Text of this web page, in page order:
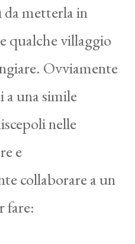
da metterla in
qualche villaggio
Ovviamente
a una simile
nelle
e
collaborare a un
fare: